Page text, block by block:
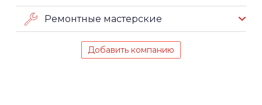
Ремонтные мастерские
Добавить компанию